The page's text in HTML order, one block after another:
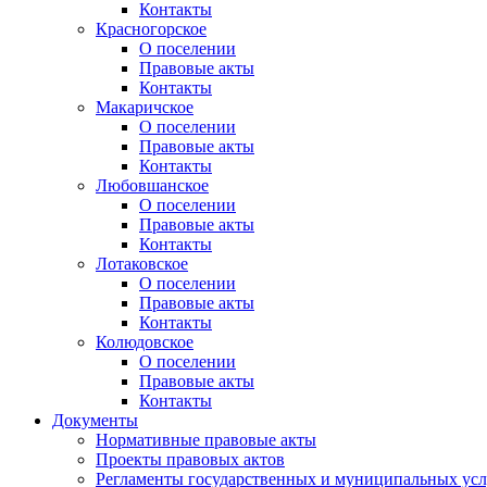
Контакты
Красногорское
О поселении
Правовые акты
Контакты
Макаричское
О поселении
Правовые акты
Контакты
Любовшанское
О поселении
Правовые акты
Контакты
Лотаковское
О поселении
Правовые акты
Контакты
Колюдовское
О поселении
Правовые акты
Контакты
Документы
Нормативные правовые акты
Проекты правовых актов
Регламенты государственных и муниципальных